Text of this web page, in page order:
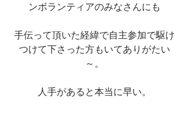
ンボランティアのみなさんにも
手伝って頂いた経緯で自主参加で駆け
つけて下さった方もいてありがたい
～。
人手があると本当に早い。